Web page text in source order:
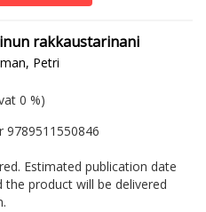
rakkaustarinani
Petri
hinta
0 %)
9789511550846
Estimated publication date
the product will be delivered